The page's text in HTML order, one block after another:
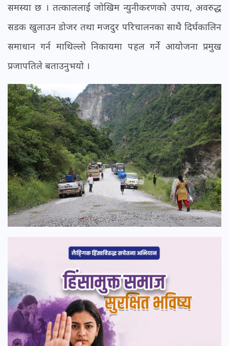
समस्या छ । तत्काललाई जोखिम न्युनीकरणको उपाय, अवरुद्ध
सडक खुलाउन डोजर तथा मजदुर परिचालनका साथै दिर्घकालिन
समाधान गर्न माथिल्लो निकायमा पहल गर्ने आयोजना प्रमुख
प्रजापतिले बताउनुभयो ।